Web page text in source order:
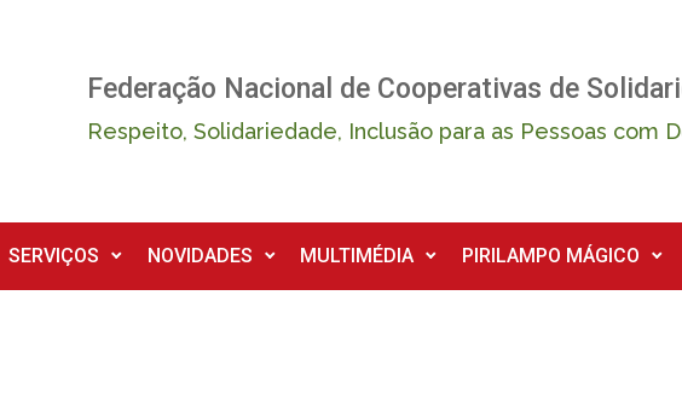
Federação Nacional de Cooperativas de
Respeito, Solidariedade, Inclusão para as Pessoas com
SERVIÇOS NOVIDADES MULTIMÉDIA PIRILAMPO MÁGICO